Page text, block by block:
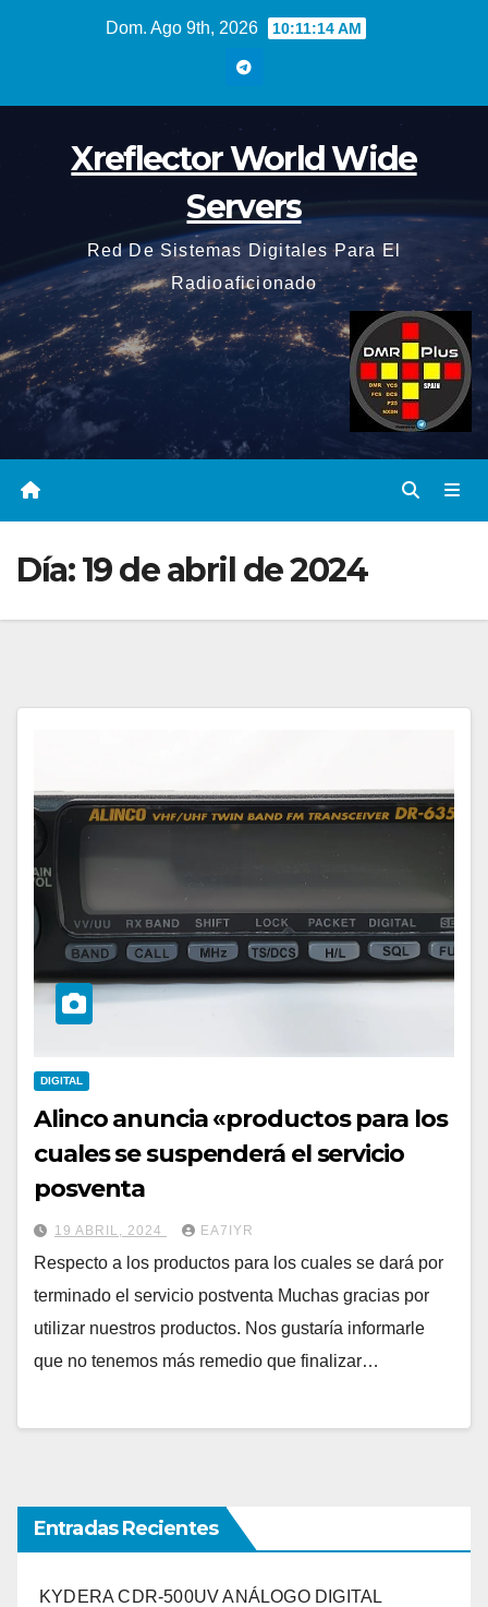
Dom. Ago 9th, 2026 10:11:15 AM
Xreflector World Wide
Servers
Red De Sistemas Digitales Para El
Radioaficionado
Día:19 de abril de 2024
DIGITAL
Alinco anuncia «productos para los
cuales se suspenderá el servicio
posventa
19 ABRIL, 2024 EA7IYR
Respecto a los productos para los cuales se dará por
terminado el servicio postventa Muchas gracias por
utilizar nuestros productos. Nos gustaría informarle
que no tenemos más remedio que finalizar…
Entradas Recientes
KYDERA CDR-500UV ANÁLOGO DIGITAL